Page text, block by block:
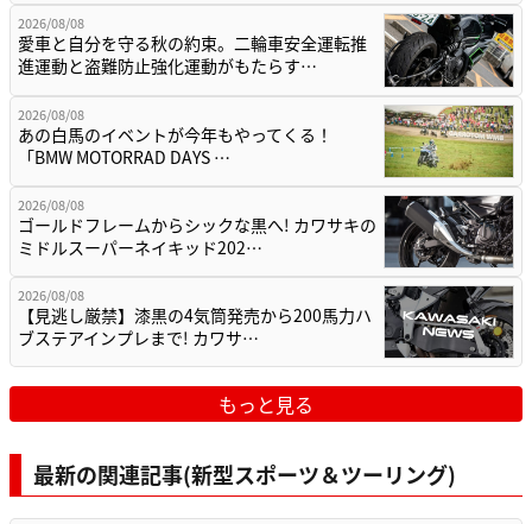
2026/08/08
愛車と自分を守る秋の約束。二輪車安全運転推
進運動と盗難防止強化運動がもたらす…
2026/08/08
あの白馬のイベントが今年もやってくる！
「BMW MOTORRAD DAYS …
2026/08/08
ゴールドフレームからシックな黒へ! カワサキの
ミドルスーパーネイキッド202…
2026/08/08
【見逃し厳禁】漆黒の4気筒発売から200馬力ハ
ブステアインプレまで! カワサ…
もっと見る
最新の関連記事(新型スポーツ＆ツーリング)